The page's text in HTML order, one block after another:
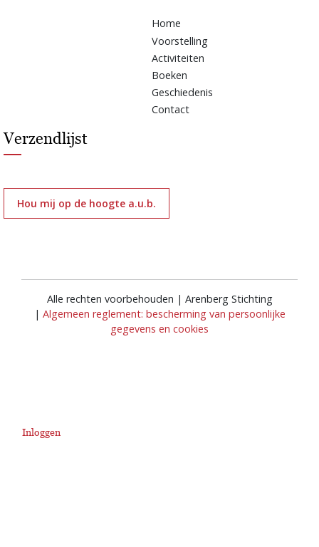
Home
Voorstelling
Activiteiten
Boeken
Geschiedenis
Contact
Verzendlijst
Hou mij op de hoogte a.u.b.
Alle rechten voorbehouden | Arenberg Stichting
| Algemeen reglement: bescherming van persoonlijke
gegevens en cookies
User
Inloggen